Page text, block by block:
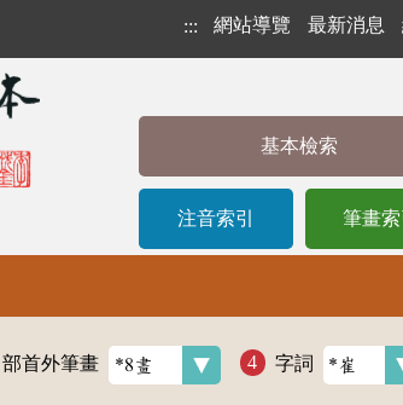
::: 網站導覽 最新消息
基本檢索
注音索引 筆畫索
部首外筆畫 字詞